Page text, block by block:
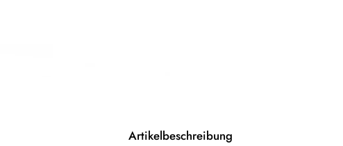
Artikelbeschreibung